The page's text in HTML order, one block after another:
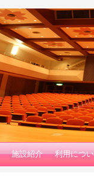
施設紹介 利用につ